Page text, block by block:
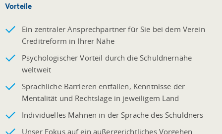
Vorteile
Ein zentraler Ansprechpartner für Sie bei dem Verein
Creditreform in Ihrer Nähe
Psychologischer Vorteil durch die Schuldnernähe
weltweit
Sprachliche Barrieren entfallen, Kenntnisse der
Mentalität und Rechtslage in jeweiligem Land
Individuelles Mahnen in der Sprache des Schuldners
Unser Fokus auf ein außergerichtliches Vorgehen